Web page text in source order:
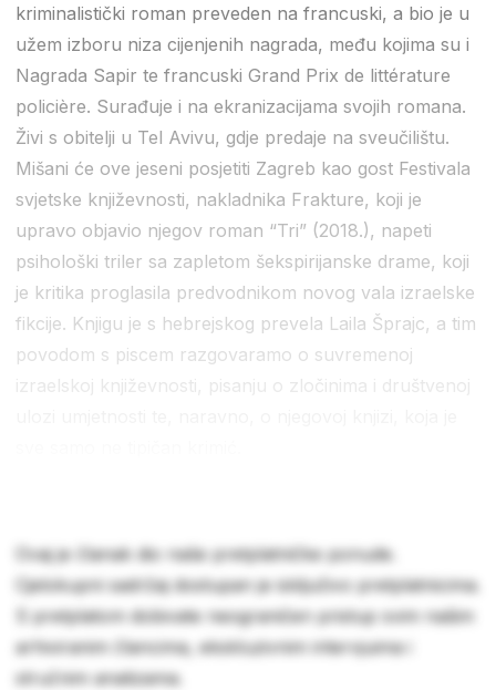
kriminalistički roman preveden na francuski, a bio je u
užem izboru niza cijenjenih nagrada, među kojima su i
Nagrada Sapir te francuski Grand Prix de littérature
policière. Surađuje i na ekranizacijama svojih romana.
Živi s obitelji u Tel Avivu, gdje predaje na sveučilištu.
Mišani će ove jeseni posjetiti Zagreb kao gost Festivala
svjetske književnosti, nakladnika Frakture, koji je
upravo objavio njegov roman “Tri” (2018.), napeti
psihološki triler sa zapletom šekspirijanske drame, koji
je kritika proglasila predvodnikom novog vala izraelske
fikcije. Knjigu je s hebrejskog prevela Laila Šprajc, a tim
povodom s piscem razgovaramo o suvremenoj
izraelskoj književnosti, pisanju o zločinima i društvenoj
Ovaj je članak dio naše pretplatničke ponude.
Cjelokupni sadržaj dostupan je isključivo pretplatnicima.
S pretplatom dobivate neograničen pristup svim našim
arhiviranim člancima, ekskluzivnim intervjuima i
stručnim analizama.